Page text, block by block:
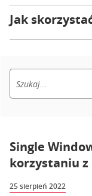
Jak
Single
korzystaniu z
25 sierpień 2022